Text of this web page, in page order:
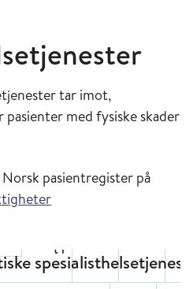
tar imot,
med fysiske skader
pasientregister på